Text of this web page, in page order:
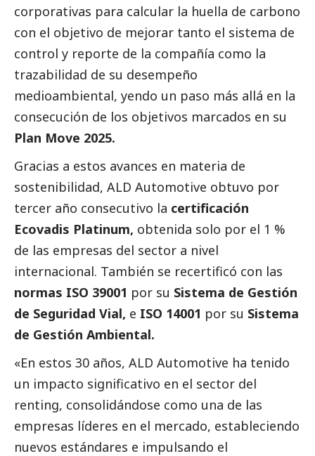
corporativas para calcular la huella de carbono
con el objetivo de mejorar tanto el sistema de
control y reporte de la compañía como la
trazabilidad de su desempeño
medioambiental, yendo un paso más allá en la
consecución de los objetivos marcados en su
Plan Move 2025.
Gracias a estos avances en materia de
sostenibilidad, ALD Automotive obtuvo por
tercer año consecutivo la certificación
Ecovadis Platinum, obtenida solo por el 1 %
de las empresas del sector a nivel
internacional. También se recertificó con las
normas ISO 39001 por su Sistema de Gestión
de Seguridad Vial, e ISO 14001 por su Sistema
de Gestión Ambiental.
«En estos 30 años, ALD Automotive ha tenido
un impacto significativo en el sector del
renting, consolidándose como una de las
empresas líderes en el mercado, estableciendo
nuevos estándares e impulsando el